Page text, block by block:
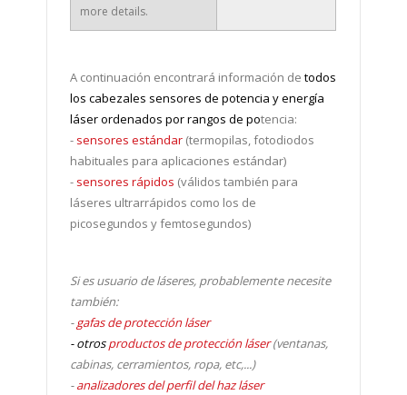
more details.
A continuación encontrará información detodos
los cabezales sensores de potencia y energía
láser ordenados por rangos de potencia:
- sensores estándar (termopilas, fotodiodos
habituales para aplicaciones estándar)
- sensores rápidos (válidos también para
láseres ultrarrápidos como los de
picosegundos y femtosegundos)
Si es usuario de láseres, probablemente necesite
también:
-gafas de protección láser
- otrosproductos de protección láser(ventanas,
cabinas, cerramientos, ropa, etc,...)
-analizadores del perfil del haz láser